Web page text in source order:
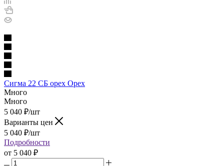
Сигма 22 СБ орех Орех
Много
Много
5 040 ₽/шт
Варианты цен
5 040 ₽/шт
Подробности
от 5 040 ₽